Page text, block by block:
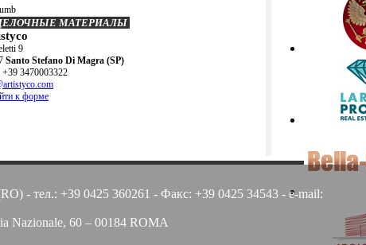
МАТЕРИАЛЫ
9
Santo Stefano Di Magra (SP)
+39 3470003322
к форме
- тел.: +39 0425 360261 - Факс: +39 0425 34543 - e-mail:
Nazionale, 60 – 00184 ROMA